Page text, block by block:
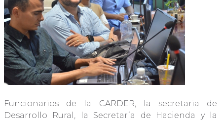
Funcionarios de la CARDER, la secretaria de
Desarrollo Rural, la Secretaría de Hacienda y la